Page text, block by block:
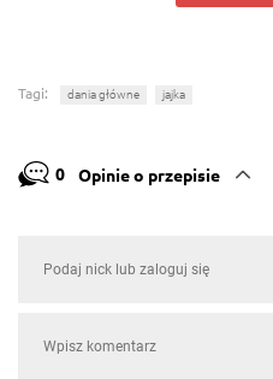
Tagi: dania główne jajka
0 Opinie o przepisie